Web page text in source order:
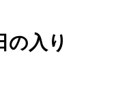
ビ
ゲ
入り